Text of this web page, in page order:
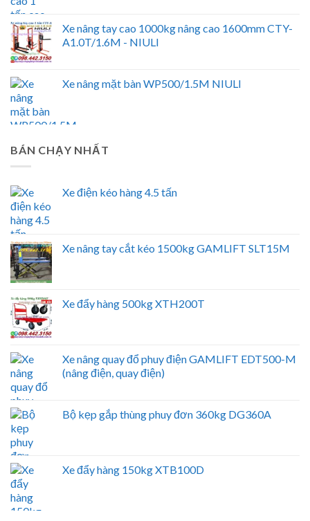
Xe nâng tay cao 1000kg nâng cao 1600mm CTY-
A1.0T/1.6M - NIULI
Xe nâng mặt bàn WP500/1.5M NIULI
BÁN CHẠY NHẤT
Xe điện kéo hàng 4.5 tấn
Xe nâng tay cắt kéo 1500kg GAMLIFT SLT15M
Xe đẩy hàng 500kg XTH200T
Xe nâng quay đổ phuy điện GAMLIFT EDT500-M
(nâng điện, quay điện)
Bộ kẹp gắp thùng phuy đơn 360kg DG360A
Xe đẩy hàng 150kg XTB100D